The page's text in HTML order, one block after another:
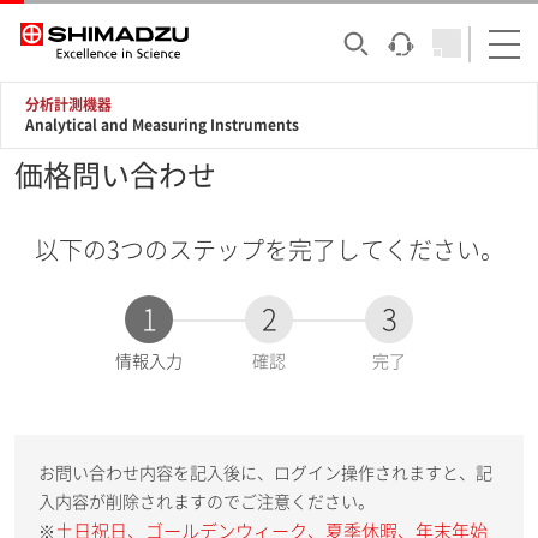
分析計測機器
Analytical and Measuring Instruments
価格問い合わせ
以下の3つのステップを完了してください。
1
現
情報入力
2
確認
3
完了
お問い合わせ内容を記入後に、ログイン操作されますと、記
入内容が削除されますのでご注意ください。
※ 土日祝日、ゴールデンウィーク、夏季休暇、年末年始